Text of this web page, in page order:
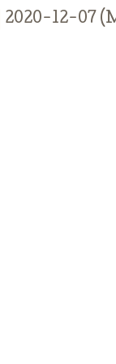
2020-12-07